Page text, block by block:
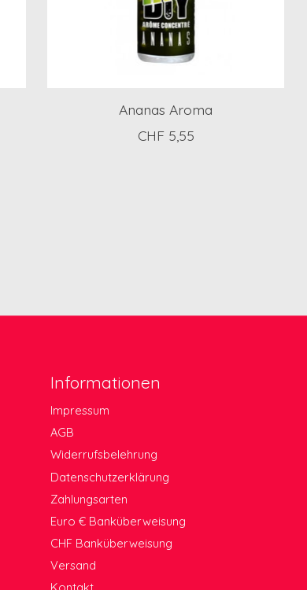
Ananas Aroma
CHF 5,55
Informationen
Impressum
AGB
Widerrufsbelehrung
Datenschutzerklärung
Zahlungsarten
Euro € Banküberweisung
CHF Banküberweisung
Versand